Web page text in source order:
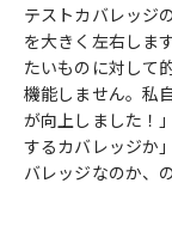
テストカバレッジ
を大きく左右しま
たいものに対して
機能しません。私
が向上しました！
するカバレッジか
バレッジなのか、